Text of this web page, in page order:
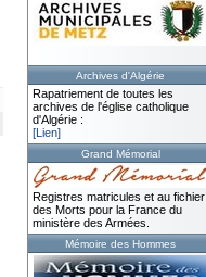
Archives d'Algérie
Rapatriement de toutes les
archives de l'église catholique
d'Algérie :
[Lien]
Grand Mémorial
Registres matricules et au fichier
des Morts pour la France du
ministère des Armées.
Mémoire des Hommes